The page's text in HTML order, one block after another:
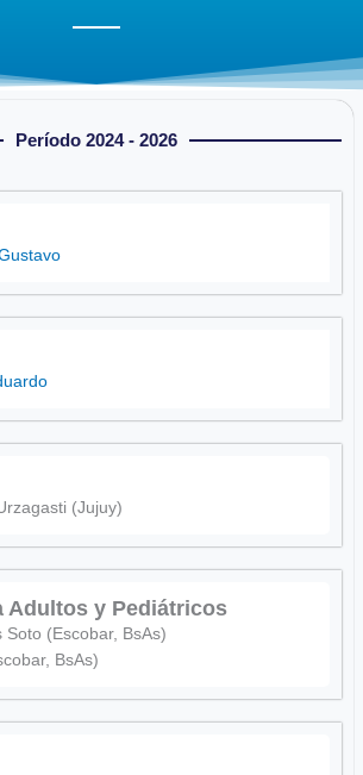
Período 2024 - 2026
(Jujuy)
Adultos y Pediátricos
Soto (Escobar, BsAs)
BsAs)